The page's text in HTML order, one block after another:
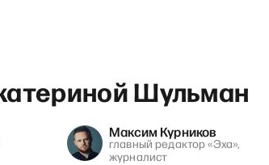
Шульман
Максим Курников
главный редактор «Эха»,
журналист